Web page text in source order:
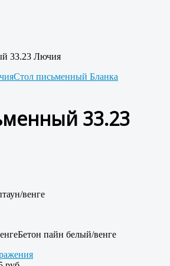
33.23 Лючия
Стол письменный Бланка
33.23
венге
Бетон пайн белый/венге